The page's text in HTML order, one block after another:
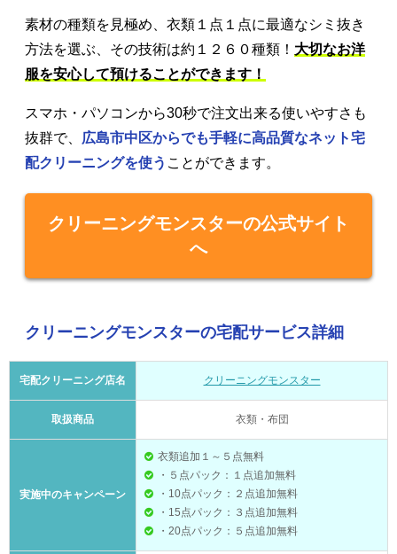
素材の種類を見極め、衣類１点１点に最適なシミ抜き
方法を選ぶ、その技術は約１２６０種類！ 大切なお洋
服を安心して預けることができます！
スマホ・パソコンから30秒で注文出来る使いやすさも
抜群で、 広島市中区からでも手軽に高品質なネット宅
配クリーニングを使う ことができます。
クリーニングモンスターの公式サイト
へ
クリーニングモンスターの宅配サービス詳細
宅配クリーニング店名 クリーニングモンスター
取扱商品 衣類・布団
実施中のキャンペーン
衣類追加１～５点無料
・５点パック：１点追加無料
・10点パック：２点追加無料
・15点パック：３点追加無料
・20点パック：５点追加無料